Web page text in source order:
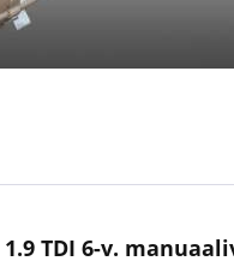
TDI 6-v.